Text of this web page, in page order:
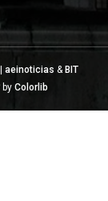
aeinoticias & BIT
by Colorlib